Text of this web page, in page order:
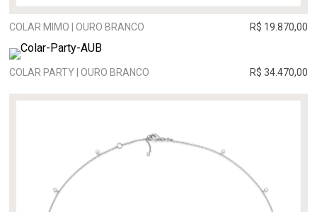
COLAR MIMO | OURO BRANCO R$ 19.870,00
COLAR PARTY | OURO BRANCO R$ 34.470,00